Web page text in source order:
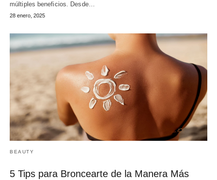
múltiples beneficios. Desde…
28 enero, 2025
BEAUTY
5 Tips para Broncearte de la Manera Más